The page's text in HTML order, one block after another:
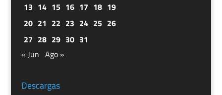
13 14 15 16 17 18 19
20 21 22 23 24 25 26
27 28 29 30 31
« Jun Ago »
Descargas